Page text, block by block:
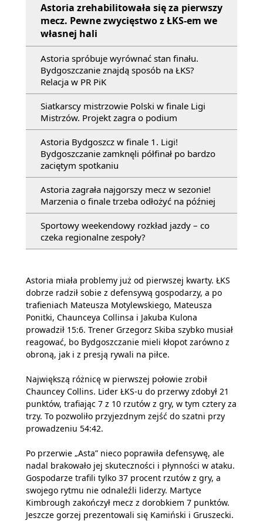
Astoria zrehabilitowała się za pierwszy
mecz. Pewne zwycięstwo z ŁKS-em we
własnej hali
Astoria spróbuje wyrównać stan finału.
Bydgoszczanie znajdą sposób na ŁKS?
Relacja w PR PiK
Siatkarscy mistrzowie Polski w finale Ligi
Mistrzów. Projekt zagra o podium
Astoria Bydgoszcz w finale 1. Ligi!
Bydgoszczanie zamknęli półfinał po bardzo
zaciętym spotkaniu
Astoria zagrała najgorszy mecz w sezonie!
Marzenia o finale trzeba odłożyć na później
Sportowy weekendowy rozkład jazdy – co
czeka regionalne zespoły?
Astoria miała problemy już od pierwszej kwarty. ŁKS
dobrze radził sobie z defensywą gospodarzy, a po
trafieniach Mateusza Motylewskiego, Mateusza
Ponitki, Chaunceya Collinsa i Jakuba Kulona
prowadził 15:6. Trener Grzegorz Skiba szybko musiał
reagować, bo Bydgoszczanie mieli kłopot zarówno z
obroną, jak i z presją rywali na piłce.
Największą różnicę w pierwszej połowie zrobił
Chauncey Collins. Lider ŁKS-u do przerwy zdobył 21
punktów, trafiając 7 z 10 rzutów z gry, w tym cztery za
trzy. To pozwoliło przyjezdnym zejść do szatni przy
prowadzeniu 54:42.
Po przerwie „Asta” nieco poprawiła defensywę, ale
nadal brakowało jej skuteczności i płynności w ataku.
Gospodarze trafili tylko 37 procent rzutów z gry, a
swojego rytmu nie odnaleźli liderzy. Martyce
Kimbrough zakończył mecz z dorobkiem 7 punktów.
Jeszcze gorzej prezentowali się Kamiński i Gruszecki.